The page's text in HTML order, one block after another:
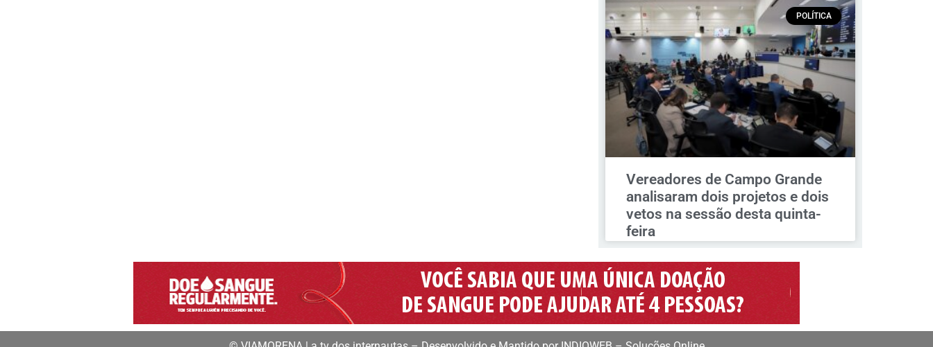
POLÍTICA
Vereadores de Campo Grande
analisaram dois projetos e dois
vetos na sessão desta quinta-
feira